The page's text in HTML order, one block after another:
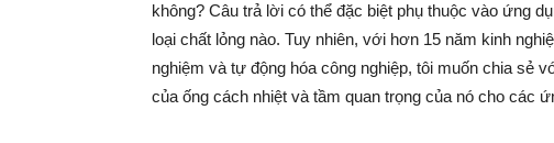
không? Câu trả lời có thể đặc biệt phụ thuộc vào ứng
loại chất lỏng nào. Tuy nhiên, với hơn 15 năm kinh
nghiệm và tự động hóa công nghiệp, tôi muốn chia sẻ
của ống cách nhiệt và tầm quan trọng của nó cho các